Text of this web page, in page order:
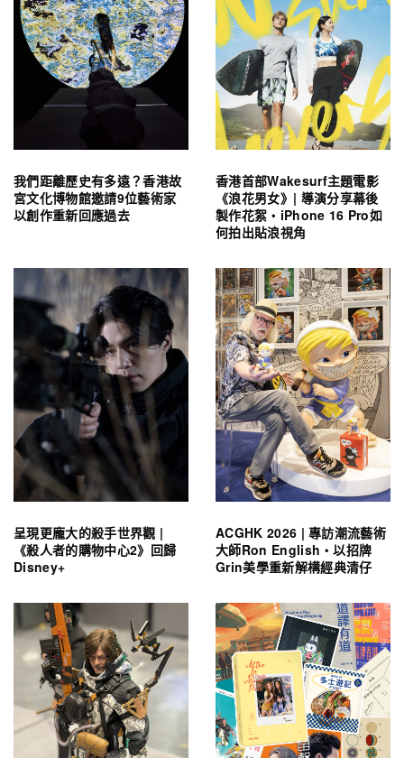
我們距離歷史有多遠？香港故
宮文化博物館邀請9位藝術家
以創作重新回應過去
香港首部Wakesurf主題電影
《浪花男女》| 導演分享幕後
製作花絮・iPhone 16 Pro如
何拍出貼浪視角
呈現更龐大的殺手世界觀 |
《殺人者的購物中心2》回歸
Disney+
ACGHK 2026 | 專訪潮流藝術
大師Ron English・以招牌
Grin美學重新解構經典清仔